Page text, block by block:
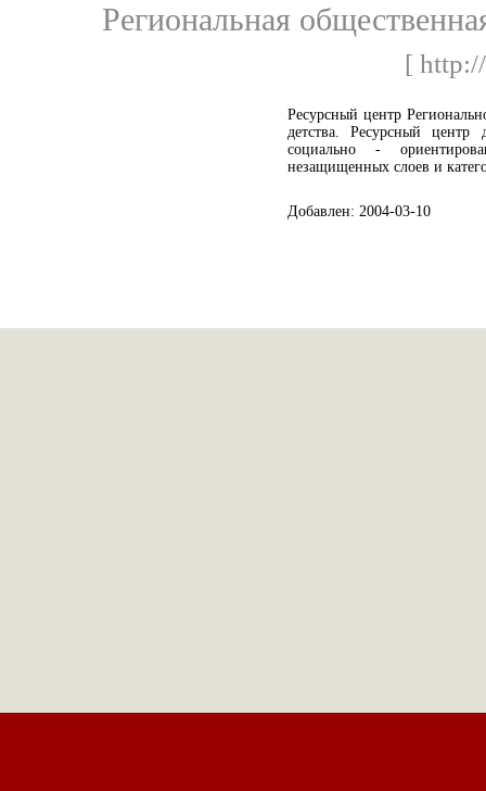
Региональная
[
Ресурсный центр
детства. Ресурсный центр
социально -
незащищенных слоев и
Добавлен: 2004-03-10